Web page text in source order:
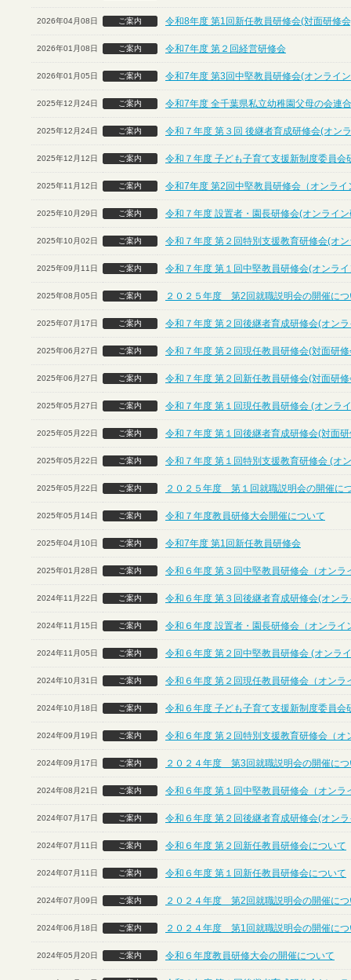
2026年04月08日 ご案内 令和8年度 第1回新任教員研修会(対面研修
2026年01月08日 ご案内 令和7年度 第２回経営研修会
2026年01月05日 ご案内 令和7年度 第3回中堅教員研修会(オンライ
2025年12月24日 ご案内 令和7年度 全千葉県私立幼稚園父母の会連
2025年12月24日 ご案内 令和７年度 第３回 後継者育成研修会(オン
2025年12月12日 ご案内 令和７年度 子ども子育て支援新制度委員会
2025年11月12日 ご案内 令和7年度 第2回中堅教員研修会（オンライ
2025年10月29日 ご案内 令和７年度 設置者・園長研修会(オンライ
2025年10月02日 ご案内 令和７年度 第２回特別支援教育研修会(オ
2025年09月11日 ご案内 令和７年度 第１回中堅教員研修会(オンラ
2025年08月05日 ご案内 ２０２５年度 第2回就職説明会の開催につ
2025年07月17日 ご案内 令和７年度 第２回後継者育成研修会(オン
2025年06月27日 ご案内 令和７年度 第２回現任教員研修会(対面研
2025年06月27日 ご案内 令和７年度 第２回新任教員研修会(対面研
2025年05月27日 ご案内 令和７年度 第１回現任教員研修会 (オンラ
2025年05月22日 ご案内 令和７年度 第１回後継者育成研修会(対面
2025年05月22日 ご案内 令和７年度 第１回特別支援教育研修会 (オ
2025年05月22日 ご案内 ２０２５年度 第１回就職説明会の開催に
2025年05月14日 ご案内 令和７年度教員研修大会開催について
2025年04月10日 ご案内 令和7年度 第1回新任教員研修会
2025年01月28日 ご案内 令和６年度 第３回中堅教員研修会（オンラ
2024年11月22日 ご案内 令和６年度 第３回後継者育成研修会(オン
2024年11月15日 ご案内 令和６年度 設置者・園長研修会（オンライ
2024年11月05日 ご案内 令和６年度 第２回中堅教員研修会 (オンラ
2024年10月31日 ご案内 令和６年度 第２回現任教員研修会（オンラ
2024年10月18日 ご案内 令和６年度 子ども子育て支援新制度委員会
2024年09月19日 ご案内 令和６年度 第２回特別支援教育研修会（オ
2024年09月17日 ご案内 ２０２４年度 第3回就職説明会の開催につ
2024年08月21日 ご案内 令和６年度 第１回中堅教員研修会（オンラ
2024年07月17日 ご案内 令和６年度 第２回後継者育成研修会(オン
2024年07月11日 ご案内 令和６年度 第２回新任教員研修会について
2024年07月11日 ご案内 令和６年度 第１回新任教員研修会について
2024年07月09日 ご案内 ２０２４年度 第2回就職説明会の開催につ
2024年06月18日 ご案内 ２０２４年度 第1回就職説明会の開催につ
2024年05月20日 ご案内 令和６年度教員研修大会の開催について